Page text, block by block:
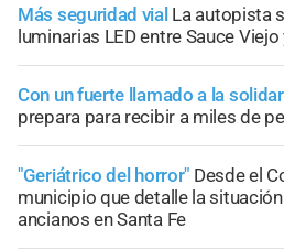
Más seguridad vial La autopista
luminarias LED entre Sauce
Con un fuerte llamado a la
prepara para recibir a miles de
"Geriátrico del horror" Desde el
municipio que detalle la
ancianos en Santa Fe